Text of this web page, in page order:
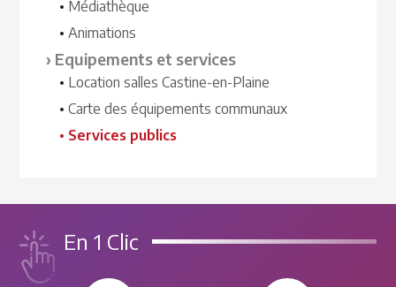
Médiathèque
Animations
Equipements et services
Location salles Castine-en-Plaine
Carte des équipements communaux
Services publics
En 1 Clic